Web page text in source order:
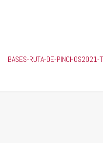
BASES-RUTA-DE-PINCHOS2021-